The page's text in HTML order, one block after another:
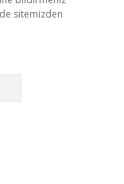
sitemizden